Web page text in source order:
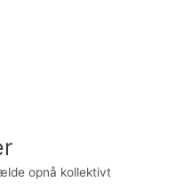
opnå kollektivt